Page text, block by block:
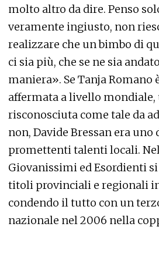
molto altro da dire. Penso
veramente ingiusto, non
realizzare che un bimbo di
ci sia più, che se ne sia
maniera». Se Tanja Romano
affermata a livello mondiale,
risconosciuta come tale da
non, Davide Bressan era uno
promettenti talenti locali.
Giovanissimi ed Esordienti
titoli provinciali e regionali
condendo il tutto con un
nazionale nel 2006 nella